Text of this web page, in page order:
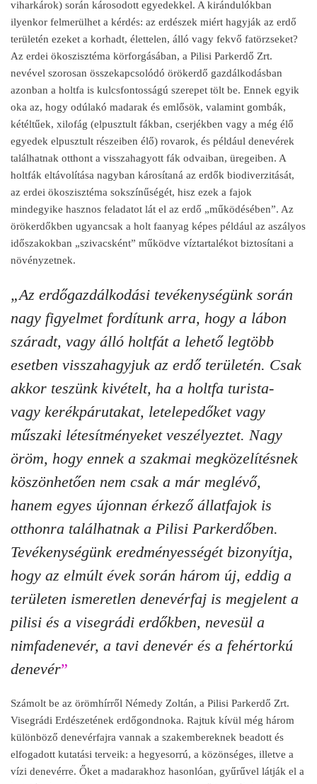
viharkárok) során károsodott egyedekkel. A kirándulókban
ilyenkor felmerülhet a kérdés: az erdészek miért hagyják az erdő
területén ezeket a korhadt, élettelen, álló vagy fekvő fatörzseket?
Az erdei ökoszisztéma körforgásában, a Pilisi Parkerdő Zrt.
nevével szorosan összekapcsolódó örökerdő gazdálkodásban
azonban a holtfa is kulcsfontosságú szerepet tölt be. Ennek egyik
oka az, hogy odúlakó madarak és emlősök, valamint gombák,
kétéltűek, xilofág (elpusztult fákban, cserjékben vagy a még élő
egyedek elpusztult részeiben élő) rovarok, és például denevérek
találhatnak otthont a visszahagyott fák odvaiban, üregeiben. A
holtfák eltávolítása nagyban károsítaná az erdők biodiverzitását,
az erdei ökoszisztéma sokszínűségét, hisz ezek a fajok
mindegyike hasznos feladatot lát el az erdő „működésében”. Az
örökerdőkben ugyancsak a holt faanyag képes például az aszályos
időszakokban „szivacsként” működve víztartalékot biztosítani a
növényzetnek.
„Az erdőgazdálkodási tevékenységünk során
nagy figyelmet fordítunk arra, hogy a lábon
száradt, vagy álló holtfát a lehető legtöbb
esetben visszahagyjuk az erdő területén. Csak
akkor teszünk kivételt, ha a holtfa turista-
vagy kerékpárutakat, letelepedőket vagy
műszaki létesítményeket veszélyeztet. Nagy
öröm, hogy ennek a szakmai megközelítésnek
köszönhetően nem csak a már meglévő,
hanem egyes újonnan érkező állatfajok is
otthonra találhatnak a Pilisi Parkerdőben.
Tevékenységünk eredményességét bizonyítja,
hogy az elmúlt évek során három új, eddig a
területen ismeretlen denevérfaj is megjelent a
pilisi és a visegrádi erdőkben, nevesül a
nimfadenevér, a tavi denevér és a fehértorkú
denevér”
Számolt be az örömhírről Némedy Zoltán, a Pilisi Parkerdő Zrt.
Visegrádi Erdészetének erdőgondnoka. Rajtuk kívül még három
különböző denevérfajra vannak a szakembereknek beadott és
elfogadott kutatási terveik: a hegyesorrú, a közönséges, illetve a
vízi denevérre. Őket a madarakhoz hasonlóan, gyűrűvel látják el a